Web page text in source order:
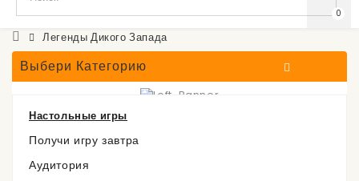
0
Легенды Дикого Запада
Выбери Категорию
Настольные игры
Получи игру завтра
Аудитория
Легенды Дикого Запада